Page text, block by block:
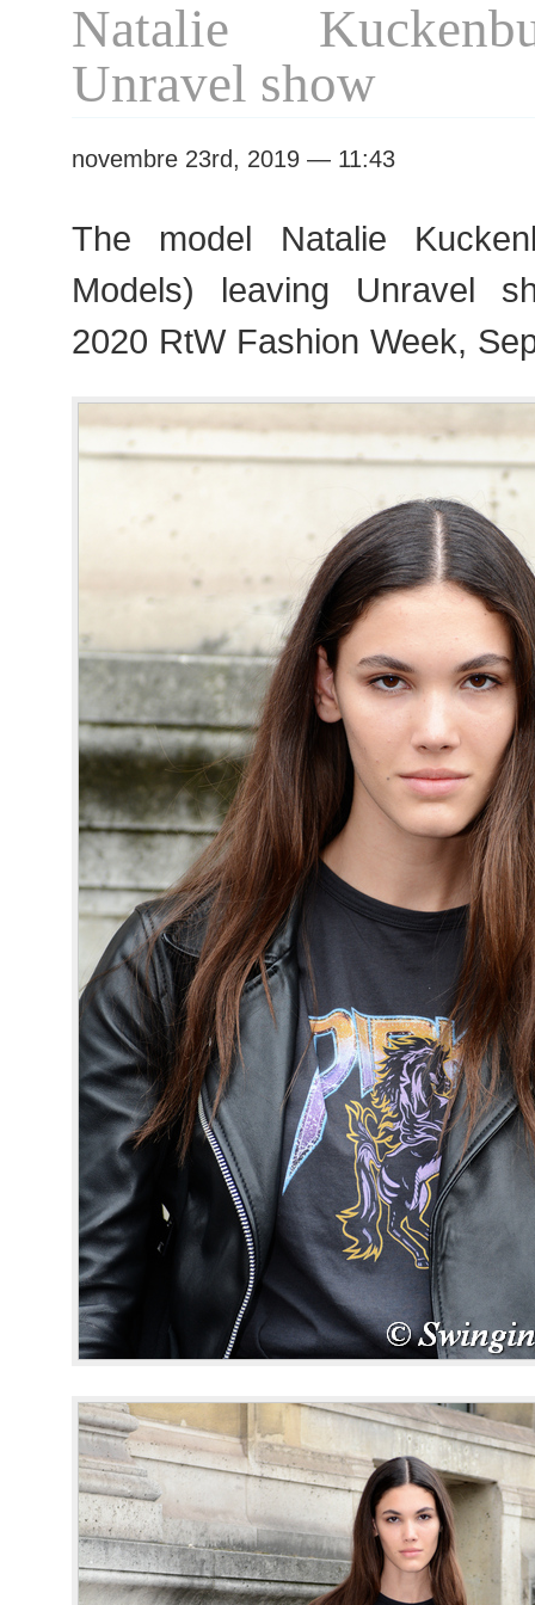
2020
RtW
Natalie
Unravel show
novembre 23rd, 2019 — 11:43
The model Natalie
Models) leaving Unravel
2020 RtW Fashion Week,